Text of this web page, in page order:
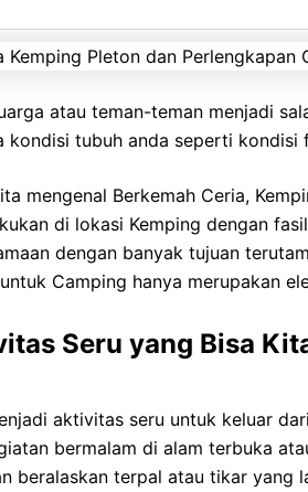
atau teman-teman menjadi
kondisi tubuh anda seperti kondisi
mengenal Berkemah Ceria,
di lokasi Kemping dengan
dengan banyak tujuan
Camping hanya merupakan
Seru yang Bisa
aktivitas seru untuk keluar
bermalam di alam terbuka
beralaskan terpal atau tikar yang